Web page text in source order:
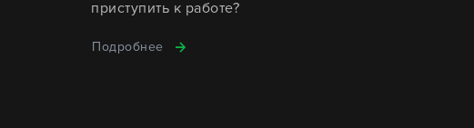
приступить к работе?
Подробнее